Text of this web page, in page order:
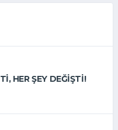
HER ŞEY DEĞIŞTI!